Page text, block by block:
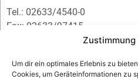
Um dir ein optimales Erlebnis zu
Cookies, um Geräteinformationen zu
Tel.: 02633/4540-0
Fax: 02633/97415
infobb@blmedien.de